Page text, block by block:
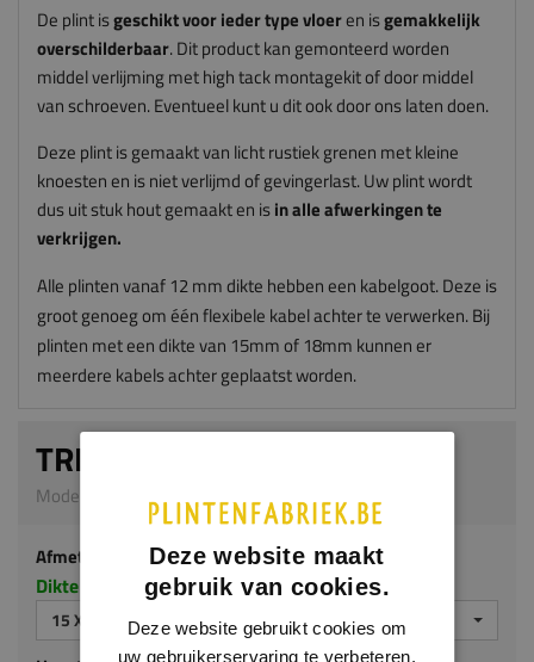
De plint isgeschikt voor ieder type vloeren isgemakkelijk
overschilderbaar. Dit product kan gemonteerd worden
middel verlijming met high tack montagekit of door middel
van schroeven. Eventueel kunt u dit ook door ons laten doen.
Deze plint is gemaakt van licht rustiek grenen met kleine
knoesten en is niet verlijmd of gevingerlast. Uw plint wordt
dus uit stuk hout gemaakt en isin alle afwerkingen te
verkrijgen.
Alle plinten vanaf 12 mm dikte hebben een kabelgoot. Deze is
groot genoeg om één flexibele kabel achter te verwerken. Bij
plinten met een dikte van 15mm of 18mm kunnen er
meerdere kabels achter geplaatst worden.
TREDEPLINT
Model G317 | 15 x 70 mm | Grenen
Afmeting
Dikte x hoogte in millimeters
15 X 70 MM
Deze website maakt
gebruik van cookies.
Deze website gebruikt cookies om
uw gebruikerservaring te verbeteren.